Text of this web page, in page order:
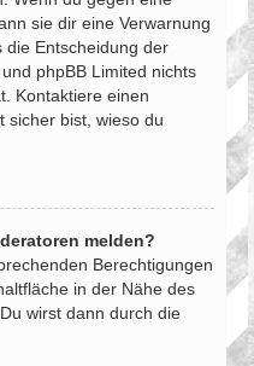
sie dir eine Verwarnung
die Entscheidung der
phpBB Limited nichts
Kontaktiere einen
sicher bist, wieso du
melden?
Berechtigungen
in der Nähe des
wirst dann durch die